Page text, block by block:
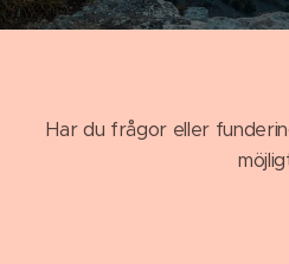
Har du frågor eller